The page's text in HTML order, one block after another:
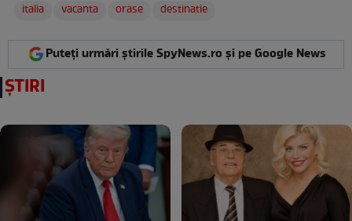
italia
vacanta orase destinatie
Puteți urmări știrile SpyNews.ro și pe Google News
ȘTIRI